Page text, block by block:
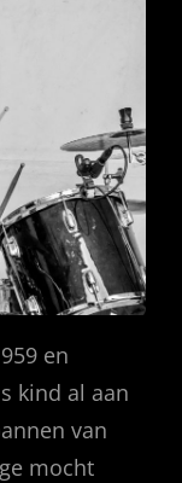
en
kind al aan
van
mocht